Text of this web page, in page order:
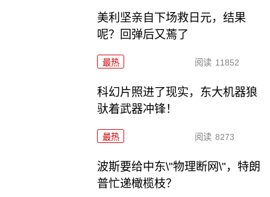
美利坚亲自下场救日元，结果
呢？回弹后又蔫了
最热 阅读 11852
科幻片照进了现实，东大机器狼
驮着武器冲锋！
最热 阅读 8273
波斯要给中东\"物理断网\"，特朗
普忙递橄榄枝？